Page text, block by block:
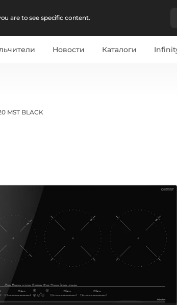
are to see specific content.
Новости Каталоги
MST BLACK